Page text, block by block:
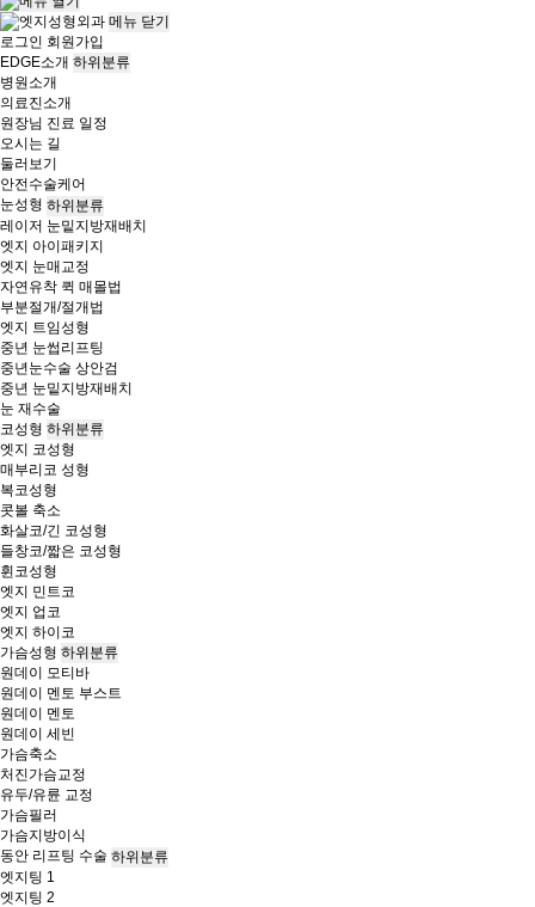
메뉴 닫기
로그인 회원가입
EDGE소개 하위분류
병원소개
의료진소개
원장님 진료 일정
오시는 길
둘러보기
안전수술케어
눈성형 하위분류
레이저 눈밑지방재배치
엣지 아이패키지
엣지 눈매교정
자연유착 퀵 매몰법
부분절개/절개법
엣지 트임성형
중년 눈썹리프팅
중년눈수술 상안검
중년 눈밑지방재배치
눈 재수술
코성형 하위분류
엣지 코성형
매부리코 성형
복코성형
콧볼 축소
화살코/긴 코성형
들창코/짧은 코성형
휜코성형
엣지 민트코
엣지 업코
엣지 하이코
가슴성형 하위분류
원데이 모티바
원데이 멘토 부스트
원데이 멘토
원데이 세빈
가슴축소
처진가슴교정
유두/유륜 교정
가슴필러
가슴지방이식
동안 리프팅 수술 하위분류
엣지팅 1
엣지팅 2